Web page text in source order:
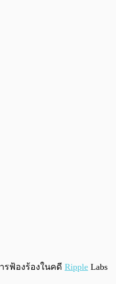
0:00/0:00
รฟ้องร้องในคดี Ripple Labs